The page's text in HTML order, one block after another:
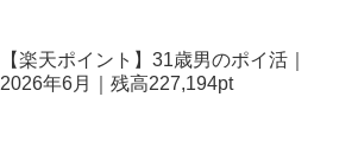
【楽天ポイント】31歳男のポイ活｜
2026年6月｜残高227,194pt